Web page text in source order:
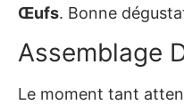
Œufs. Bonne
Assemblage
Le moment tant